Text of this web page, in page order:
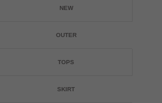
NEW
OUTER
TOPS
SKIRT